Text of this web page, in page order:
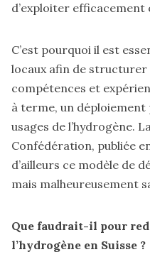
d’exploiter
C’est pourquoi il est
locaux afin de
compétences et
à terme, un
usages de l’hydrogène.
Confédération, publiée
d’ailleurs ce modèle de
mais malheureusement
Que faudrait-il pour
l’hydrogène en Suisse ?